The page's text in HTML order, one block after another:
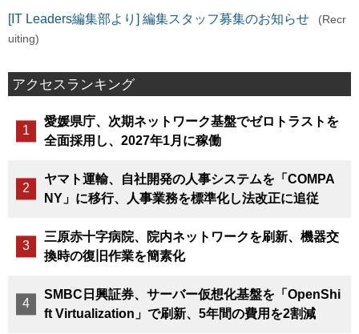
[IT Leaders編集部より] 編集スタッフ募集のお知らせ
(Recr
uiting)
アクセスランキング
愛媛県庁、次期ネットワーク基盤でゼロトラストを
全面採用し、2027年1月に稼働
ヤマト運輸、自社開発の人事システムを「COMPA
NY」に移行、人事業務を標準化し法改正に追従
三原赤十字病院、院内ネットワークを刷新、機器交
換時の復旧作業を簡素化
SMBC日興証券、サーバー仮想化基盤を「OpenShi
ft Virtualization」で刷新、5年間の費用を2割減